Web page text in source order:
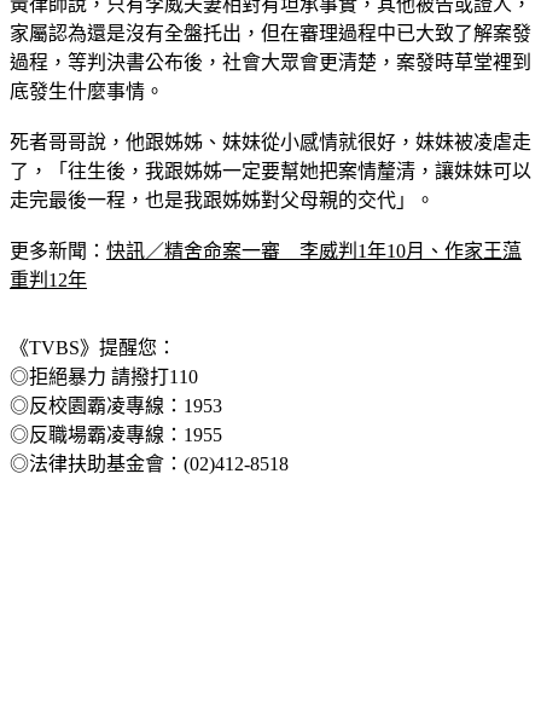
黃律師說，只有李威夫妻相對有坦承事實，其他被告或證人，
家屬認為還是沒有全盤托出，但在審理過程中已大致了解案發
過程，等判決書公布後，社會大眾會更清楚，案發時草堂裡到
死者哥哥說，他跟姊姊、妹妹從小感情就很好，妹妹被凌虐走
了，「往生後，我跟姊姊一定要幫她把案情釐清，讓妹妹可以
更多新聞：
《TVBS》提醒您：
◎拒絕暴力 請撥打110
◎反校園霸凌專線：1953
◎反職場霸凌專線：1955